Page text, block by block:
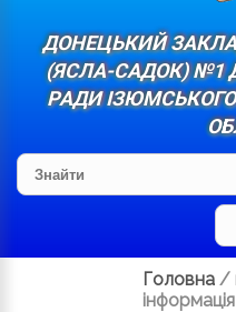
ДОНЕЦЬКИЙ
(ЯСЛА-САДОК) №1
РАДИ ІЗЮМСЬКОГО
Головна /